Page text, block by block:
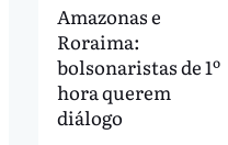
Amazonas e
Roraima:
bolsonaristas de 1º
hora querem
diálogo